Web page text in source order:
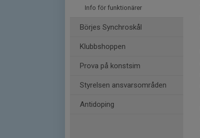
Info för funktionärer
Börjes Synchroskål
Klubbshoppen
Prova på konstsim
Styrelsen ansvarsområden
Antidoping